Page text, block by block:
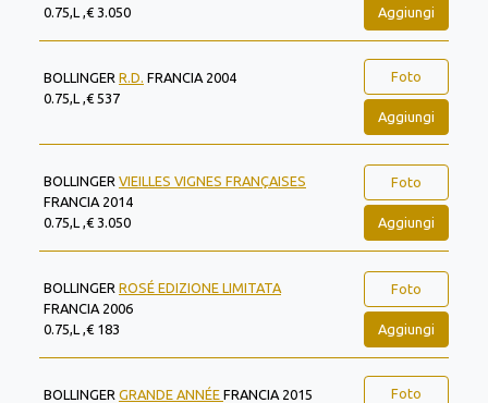
0.75,L ,€ 3.050
Aggiungi
BOLLINGER R.D. FRANCIA 2004
0.75,L ,€ 537
Foto
Aggiungi
BOLLINGER VIEILLES VIGNES FRANÇAISES
FRANCIA 2014
0.75,L ,€ 3.050
Foto
Aggiungi
BOLLINGER ROSÉ EDIZIONE LIMITATA
FRANCIA 2006
0.75,L ,€ 183
Foto
Aggiungi
BOLLINGER GRANDE ANNÉE FRANCIA 2015
Foto